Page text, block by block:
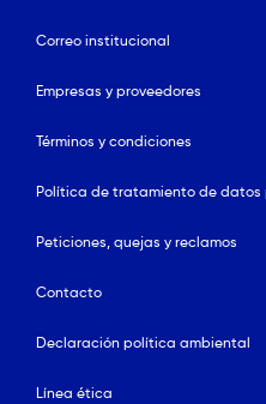
Correo institucional
Empresas y proveedores
Términos y condiciones
Política de tratamiento de datos
Peticiones, quejas y reclamos
Contacto
Declaración política ambiental
Línea ética